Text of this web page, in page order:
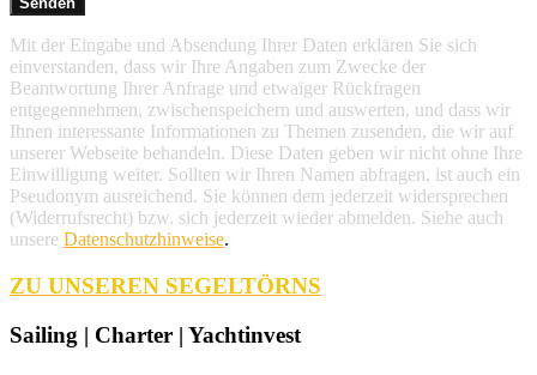
Mit der Eingabe und Absendung Ihrer Daten erklären Sie sich
einverstanden, dass wir Ihre Angaben zum Zwecke der
Beantwortung Ihrer Anfrage und etwaiger Rückfragen
entgegennehmen, zwischenspeichern und auswerten, und dass wir
Ihnen interessante Informationen zu Themen zusenden, die wir auf
unserer Webseite behandeln. Diese Daten geben wir nicht ohne Ihre
Einwilligung weiter. Sollten wir Ihren Namen abfragen, ist auch ein
Pseudonym ausreichend. Sie können dem jederzeit widersprechen
(Widerrufsrecht) bzw. sich jederzeit wieder abmelden. Siehe auch
unsere Datenschutzhinweise.
ZU UNSEREN SEGELTÖRNS
Sailing | Charter | Yachtinvest